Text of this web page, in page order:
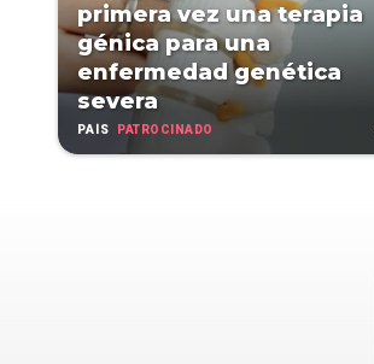
primera vez una terapia
génica para una
enfermedad genética
severa
PAÍS PATROCINADO